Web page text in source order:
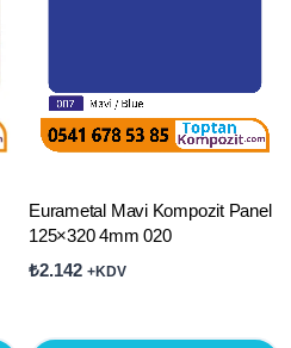
Eurametal Mavi Kompozit Panel
125×320 4mm 020
₺2.142 +KDV